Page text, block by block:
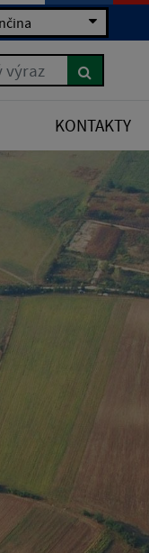
KONTAKTY